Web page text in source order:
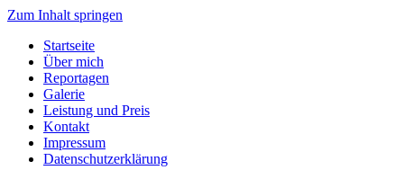
Zum Inhalt springen
Startseite
Über mich
Reportagen
Galerie
Leistung und Preis
Kontakt
Impressum
Datenschutzerklärung